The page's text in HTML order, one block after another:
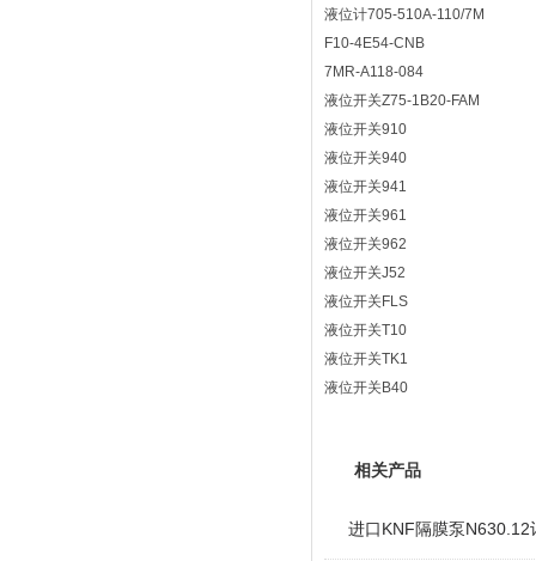
液位计705-510A-110/7M
F10-4E54-CNB
7MR-A118-084
液位开关Z75-1B20-FAM
液位开关910
液位开关940
液位开关941
液位开关961
液位开关962
液位开关J52
液位开关FLS
液位开关T10
液位开关TK1
液位开关B40
相关产品
进口KNF隔膜泵